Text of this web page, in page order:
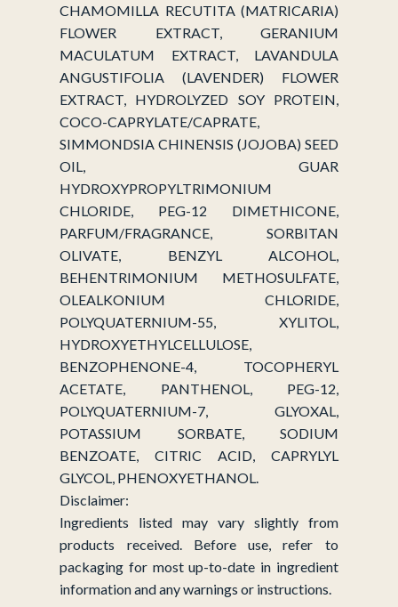
CHAMOMILLA RECUTITA (MATRICARIA)
FLOWER EXTRACT, GERANIUM
MACULATUM EXTRACT, LAVANDULA
ANGUSTIFOLIA (LAVENDER) FLOWER
EXTRACT, HYDROLYZED SOY PROTEIN,
COCO-CAPRYLATE/CAPRATE,
SIMMONDSIA CHINENSIS (JOJOBA) SEED
OIL, GUAR
HYDROXYPROPYLTRIMONIUM
CHLORIDE, PEG-12 DIMETHICONE,
PARFUM/FRAGRANCE, SORBITAN
OLIVATE, BENZYL ALCOHOL,
BEHENTRIMONIUM METHOSULFATE,
OLEALKONIUM CHLORIDE,
POLYQUATERNIUM-55, XYLITOL,
HYDROXYETHYLCELLULOSE,
BENZOPHENONE-4, TOCOPHERYL
ACETATE, PANTHENOL, PEG-12,
POLYQUATERNIUM-7, GLYOXAL,
POTASSIUM SORBATE, SODIUM
BENZOATE, CITRIC ACID, CAPRYLYL
GLYCOL, PHENOXYETHANOL.
Disclaimer:
Ingredients listed may vary slightly from
products received. Before use, refer to
packaging for most up-to-date in ingredient
information and any warnings or instructions.